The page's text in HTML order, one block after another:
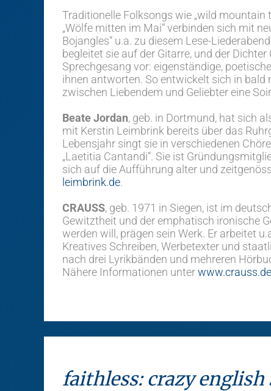
Traditionelle Folksongs wie „wild mountain
„Wölfe mitten im Mai“ verbinden sich mit
Bojangles“ u.a. zu diesem Lese-
begleitet sie auf der Gitarre, und der
Sprechgesang vor: eigenständige,
ihnen antworten. So entwickelt sich in bald
zwischen Liebendem und Geliebter eine
Beate Jordan, geb. in Dortmund, hat sich
mit Kerstin Leimbrink bereits über das
Lebensjahr singt sie in verschiedenen
„Laetitia Cantandi“. Sie ist
sich auf die Aufführung alter und
leimbrink.de.
CRAUSS, geb. 1971 in Siegen, ist im
Gewitztheit und der emphatisch ironische
werden will, prägen sein Werk. Er arbeitet
Kreatives Schreiben, Werbetexter und
nach drei Lyrikbänden und mehreren
Nähere Informationen unterwww.crauss.de
faithless: crazy